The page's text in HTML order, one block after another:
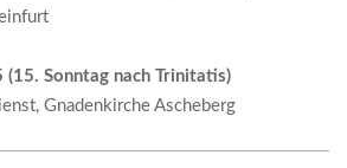
(15. Sonntag nach Trinitatis)
Gnadenkirche Ascheberg